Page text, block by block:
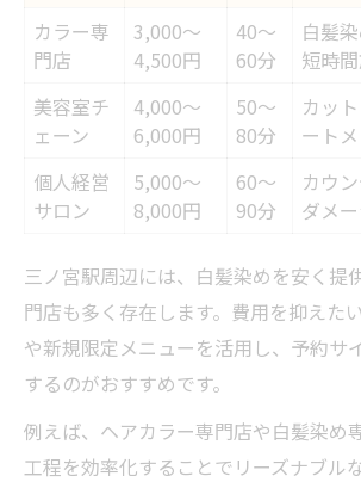
カラー専
門店
3,000〜
4,500円
40〜
60分
白髪
短時
美容室チ
ェーン
4,000〜
6,000円
50〜
80分
カッ
ート
個人経営
サロン
5,000〜
8,000円
60〜
90分
カウ
ダメ
三ノ宮駅周辺には、白髪染めを安く提
門店も多く存在します。費用を抑えた
や新規限定メニューを活用し、予約サ
するのがおすすめです。
例えば、ヘアカラー専門店や白髪染め
工程を効率化することでリーズナブル